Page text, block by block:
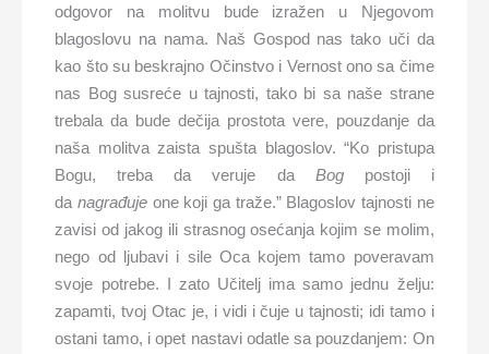
odgovor na molitvu bude izražen u Njegovom
blagoslovu na nama. Naš Gospod nas tako uči da
kao što su beskrajno Očinstvo i Vernost ono sa čime
nas Bog susreće u tajnosti, tako bi sa naše strane
trebala da bude dečija prostota vere, pouzdanje da
naša molitva zaista spušta blagoslov. “Ko pristupa
Bogu, treba da veruje da Bogpostoji i
danagrađuje one koji ga traže.” Blagoslov tajnosti ne
zavisi od jakog ili strasnog osećanja kojim se molim,
nego od ljubavi i sile Oca kojem tamo poveravam
svoje potrebe. I zato Učitelj ima samo jednu želju:
zapamti, tvoj Otac je, i vidi i čuje u tajnosti; idi tamo i
ostani tamo, i opet nastavi odatle sa pouzdanjem: On